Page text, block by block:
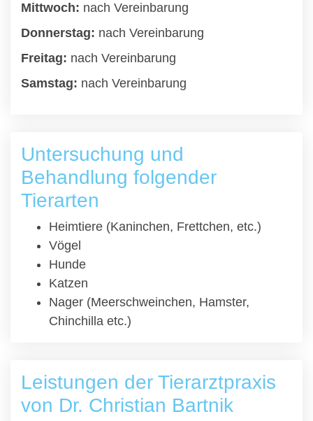
Mittwoch: nach Vereinbarung
Donnerstag: nach Vereinbarung
Freitag: nach Vereinbarung
Samstag: nach Vereinbarung
Untersuchung und
Behandlung folgender
Tierarten
Heimtiere (Kaninchen, Frettchen, etc.)
Vögel
Hunde
Katzen
Nager (Meerschweinchen, Hamster,
Chinchilla etc.)
Leistungen der Tierarztpraxis
von Dr. Christian Bartnik